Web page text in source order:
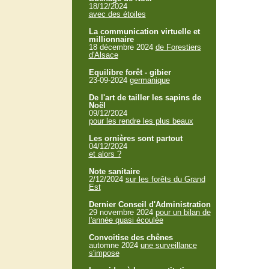
18/12/2024
avec des étoiles
La communication virtuelle et
millionnaire
18 décembre 2024 de Forestiers
d'Alsace
Equilibre forêt - gibier
23-09-2024 germanique
De l'art de tailler les sapins de
Noël
09/12/2024
pour les rendre les plus beaux
Les ornières sont partout
04/12/2024
et alors ?
Note sanitaire
2/12/2024 sur les forêts du Grand
Est
Dernier Conseil d'Administration
29 novembre 2024 pour un bilan de
l'année quasi écoulée
Convoitise des chênes
automne 2024 une surveillance
s'impose